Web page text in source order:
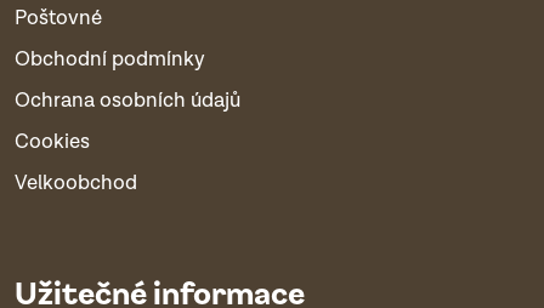
Poštovné
Obchodní podmínky
Ochrana osobních údajů
Cookies
Velkoobchod
Užitečné informace